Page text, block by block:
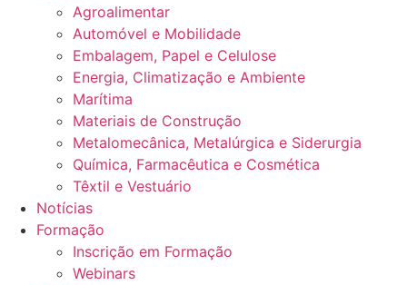
Agroalimentar
Automóvel e Mobilidade
Embalagem, Papel e Celulose
Energia, Climatização e Ambiente
Marítima
Materiais de Construção
Metalomecânica, Metalúrgica e Siderurgia
Química, Farmacêutica e Cosmética
Têxtil e Vestuário
Notícias
Formação
Inscrição em Formação
Webinars